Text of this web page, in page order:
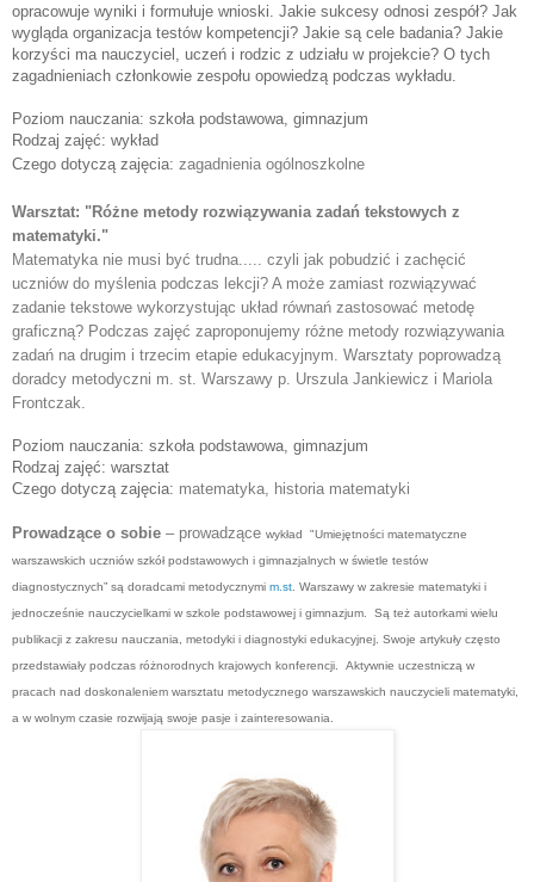
opracowuje wyniki i formułuje wnioski. Jakie sukcesy odnosi zespół? Jak
wygląda organizacja testów kompetencji? Jakie są cele badania? Jakie
korzyści ma nauczyciel, uczeń i rodzic z udziału w projekcie? O tych
zagadnieniach członkowie zespołu opowiedzą podczas wykładu.
Poziom nauczania: szkoła podstawowa, gimnazjum
Rodzaj zajęć: wykład
Czego dotyczą zajęcia: zagadnienia ogólnoszkolne
Warsztat: "Różne metody rozwiązywania zadań tekstowych z
matematyki."
Matematyka nie musi być trudna..... czyli jak pobudzić i zachęcić
uczniów do myślenia podczas lekcji? A może zamiast rozwiązywać
zadanie tekstowe wykorzystując układ równań zastosować metodę
graficzną? Podczas zajęć zaproponujemy różne metody rozwiązywania
zadań na drugim i trzecim etapie edukacyjnym. Warsztaty poprowadzą
doradcy metodyczni m. st. Warszawy p. Urszula Jankiewicz i Mariola
Frontczak.
Poziom nauczania: szkoła podstawowa, gimnazjum
Rodzaj zajęć: warsztat
Czego dotyczą zajęcia: matematyka, historia matematyki
Prowadzące o sobie – prowadzące wykład "Umiejętności matematyczne
warszawskich uczniów szkół podstawowych i gimnazjalnych w świetle testów
diagnostycznych” są doradcami metodycznymi m.st . Warszawy w zakresie matematyki i
jednocześnie nauczycielkami w szkole podstawowej i gimnazjum.
Są też autorkami wielu
publikacji z zakresu nauczania, metodyki i diagnostyki edukacyjnej. Swoje artykuły często
przedstawiały podczas różnorodnych krajowych konferencji.
Aktywnie uczestniczą w
pracach nad doskonaleniem warsztatu metodycznego warszawskich nauczycieli matematyki,
a w wolnym czasie rozwijają swoje pasje i zainteresowania.